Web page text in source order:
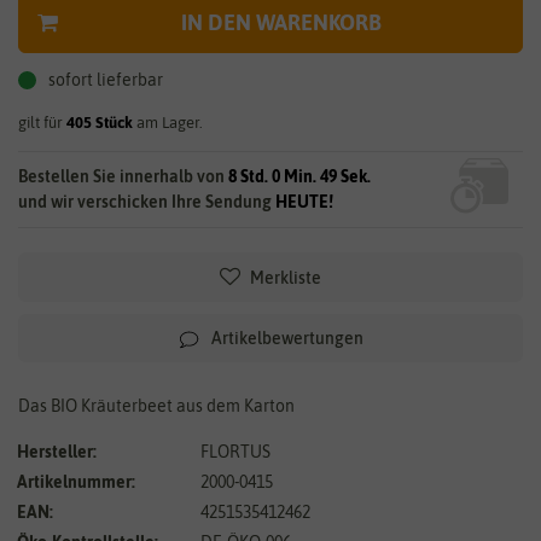
IN DEN WARENKORB
sofort lieferbar
gilt für 405 Stück am Lager.
Bestellen Sie innerhalb von 8 Std. 0 Min. 49 Sek.
und wir verschicken Ihre Sendung HEUTE!
Merkliste
Artikelbewertungen
Das BIO Kräuterbeet aus dem Karton
Hersteller:
FLORTUS
Artikelnummer:
2000-0415
EAN:
4251535412462